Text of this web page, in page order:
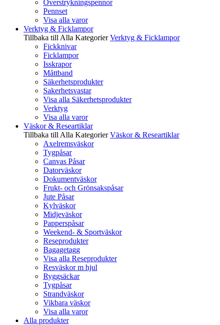
Överstrykningspennor
Pennset
Visa alla varor
Verktyg & Ficklampor
Tillbaka till Alla Kategorier Verktyg & Ficklampor
Fickknivar
Ficklampor
Isskrapor
Måttband
Säkerhetsprodukter
Sakerhetsvastar
Visa alla Säkerhetsprodukter
Verktyg
Visa alla varor
Väskor & Researtiklar
Tillbaka till Alla Kategorier Väskor & Researtiklar
Axelremsväskor
Tygpåsar
Canvas Påsar
Datorväskor
Dokumentväskor
Frukt- och Grönsakspåsar
Jute Påsar
Kylväskor
Midjeväskor
Papperspåsar
Weekend- & Sportväskor
Reseprodukter
Bagagetagg
Visa alla Reseprodukter
Resväskor m hjul
Ryggsäckar
Tygpåsar
Strandväskor
Vikbara väskor
Visa alla varor
Alla produkter